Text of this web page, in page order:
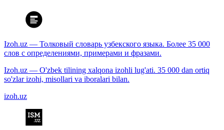
Izoh.uz — Толковый словарь узбекского языка. Более 35 000
слов с определениями, примерами и фразами.
Izoh.uz — O'zbek tilining xalqona izohli lug'ati. 35 000 dan ortiq
so'zlar izohi, misollari va iboralari bilan.
izoh.uz